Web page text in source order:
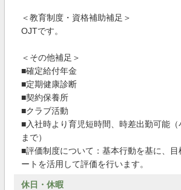
＜教育制度・資格補助補足＞
OJTです。
＜その他補足＞
■確定給付年金
■定期健康診断
■契約保養所
■クラブ活動
■入社時より育児短時間、時差出勤可能
まで）
■評価制度について：基本行動を基に、
ートを活用して評価を行います。
休日・休暇